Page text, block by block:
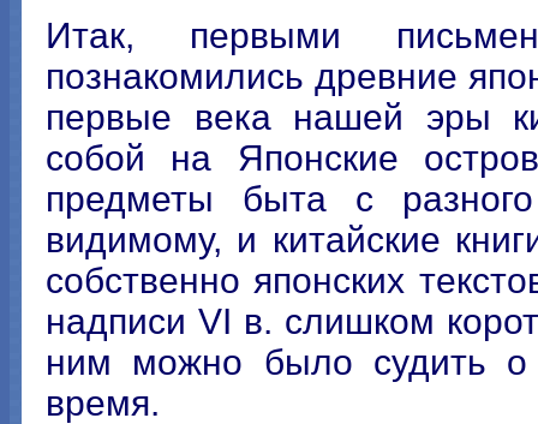
Итак, первыми
познакомились древние
первые века нашей эры
собой на Японские
предметы быта с
видимому, и китайские
собственно японских
надписи VI в. слишком
ним можно было судить о
время.